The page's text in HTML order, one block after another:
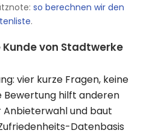
so berechnen wir den
.
Kunde von Stadtwerke
vier kurze Fragen, keine
Bewertung hilft anderen
und baut
Datenbasis